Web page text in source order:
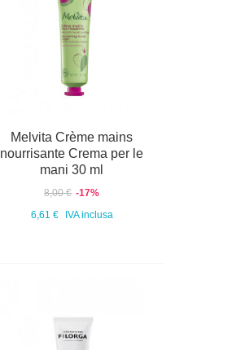
Melvita Crème mains
nourrisante Crema per le
mani 30 ml
8,00 € -17%
6,61 €
IVA inclusa